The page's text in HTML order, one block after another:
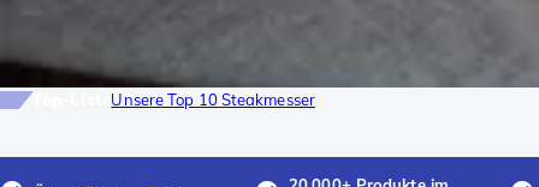
Unsere Top 10 Steakmesser